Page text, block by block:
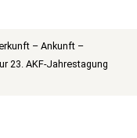
– Ankunft –
23. AKF-Jahrestagung